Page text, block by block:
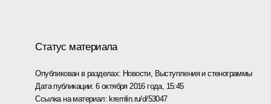
Статус материала
Опубликован в разделах: Новости, Выступления и стенограммы
Дата публикации:6 октября 2016 года, 15:45
Ссылка на материал: kremlin.ru/d/53047